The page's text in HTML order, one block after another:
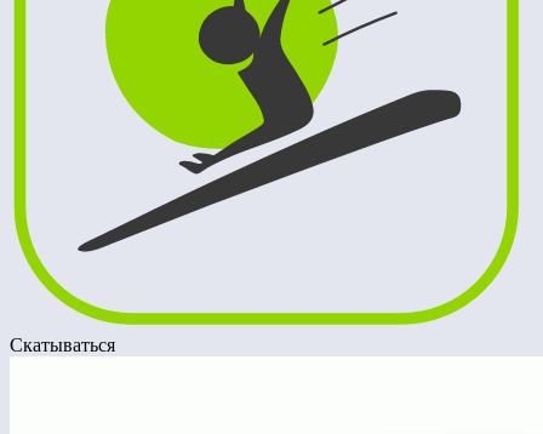
Скатываться